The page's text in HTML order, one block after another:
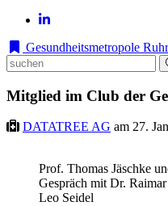
Gesundheitsmetropole Ruhr
Mitglied im Club der
DATATREE AG am 27.
Prof. Thomas Jäschke
Gespräch mit Dr.
Leo Seidel